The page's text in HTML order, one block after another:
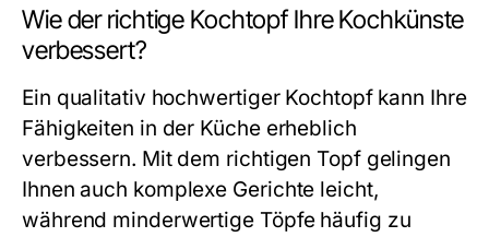
Wie der richtige Kochtopf Ihre Kochkünste
verbessert?
Ein qualitativ hochwertiger Kochtopf kann Ihre
Fähigkeiten in der Küche erheblich
verbessern. Mit dem richtigen Topf gelingen
Ihnen auch komplexe Gerichte leicht,
während minderwertige Töpfe häufig zu